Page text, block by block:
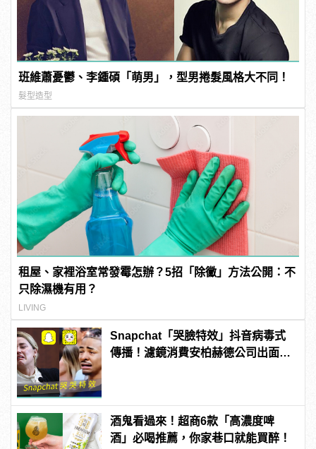
班維蕭憂鬱、李鍾碩「萌男」，型男捲髮風格大不同！
髮型造型
租屋、家裡浴室常發霉怎辦？5招「除黴」方法公開：不
只除濕機有用？
LIVING
Snapchat「哭臉特效」抖音病毒式
傳播！濾鏡消費安柏赫德公司出面闢
酒鬼看過來！超商6款「高濃度啤
酒」必喝推薦，你家巷口就能買醉！